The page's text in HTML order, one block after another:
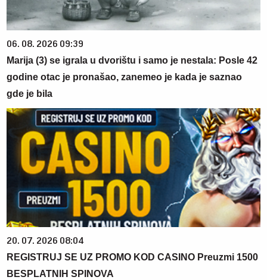
06. 08. 2026 09:39
Marija (3) se igrala u dvorištu i samo je nestala: Posle 42
godine otac je pronašao, zanemeo je kada je saznao
gde je bila
20. 07. 2026 08:04
REGISTRUJ SE UZ PROMO KOD CASINO Preuzmi 1500
BESPLATNIH SPINOVA